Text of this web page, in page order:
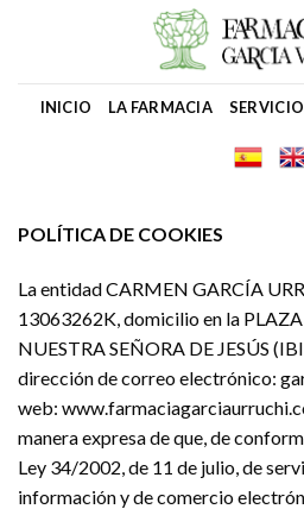
INICIO LA FARMACIA
POLÍTICA DE COOKIES
La entidad CARMEN GARCÍA
13063262K, domicilio en la
NUESTRA SEÑORA DE JESÚS
dirección de correo electrónico:
web:
manera expresa de que, de
Ley 34/2002, de 11 de julio, de
información y de comercio